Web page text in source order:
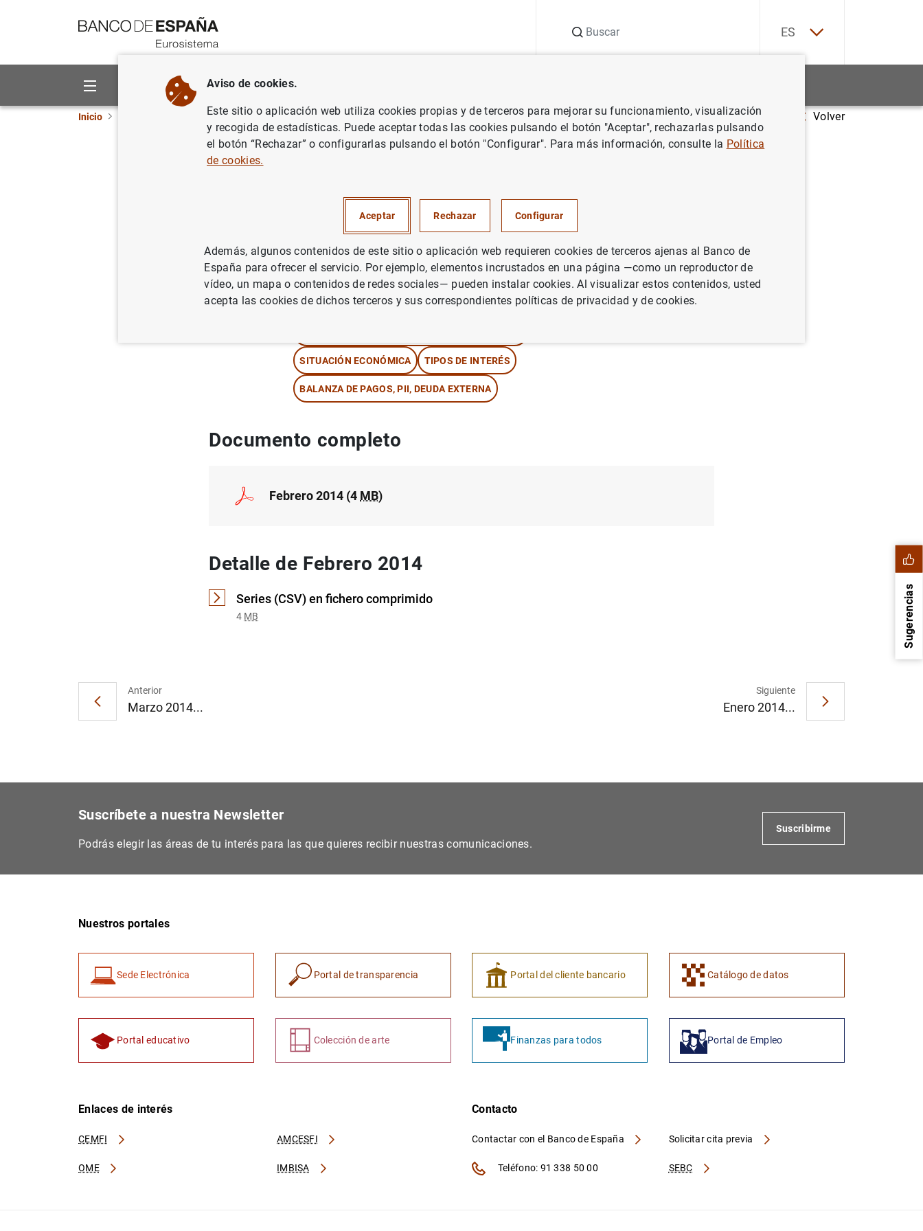
ES
Sobre el Banco Áreas de actuación
Inicio Información estadística Boletín Estadístico Febrero 2014 Volver
Febrero 2014
Serie: Boletín Estadístico.
Autor: Banco de España
SITUACIÓN ECONÓMICA TIPOS DE INTERÉS
BALANZA DE PAGOS, PII, DEUDA EXTERNA
Documento completo
Febrero 2014 (4 MB)
Detalle de Febrero 2014
Series (CSV) en fichero comprimido
4 MB
Anterior
Marzo 2014...
Siguiente
Enero 2014...
Sugerencias
Suscríbete a nuestra Newsletter
Podrás elegir las áreas de tu interés para las que quieres recibir nuestras comunicaciones.
Suscribirme
Nuestros portales
Sede Electrónica Portal de transparencia Portal del cliente bancario Catálogo de datos
Portal educativo Colección de arte Finanzas para todos Portal de Empleo
Enlaces de interés
CEMFI AMCESFI
OME IMBISA
Contacto
Contactar con el Banco de España
SEBC
Solicitar cita previa
Teléfono: 91 338 50 00
Aviso de cookies.
Este sitio o aplicación web utiliza cookies propias y de terceros para mejorar su funcionamiento, visualización
y recogida de estadísticas. Puede aceptar todas las cookies pulsando el botón "Aceptar", rechazarlas pulsando
el botón “Rechazar” o configurarlas pulsando el botón "Configurar". Para más información, consulte la Política
de cookies.
Aceptar Rechazar Configurar
Además, algunos contenidos de este sitio o aplicación web requieren cookies de terceros ajenas al Banco de
España para ofrecer el servicio. Por ejemplo, elementos incrustados en una página —como un reproductor de
vídeo, un mapa o contenidos de redes sociales— pueden instalar cookies. Al visualizar estos contenidos, usted
acepta las cookies de dichos terceros y sus correspondientes políticas de privacidad y de cookies.